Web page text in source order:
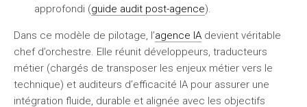
approfondi (guide audit post-agence).
Dans ce modèle de pilotage, l’agence IA devient véritable
chef d’orchestre. Elle réunit développeurs, traducteurs
métier (chargés de transposer les enjeux métier vers le
technique) et auditeurs d’efficacité IA pour assurer une
intégration fluide, durable et alignée avec les objectifs